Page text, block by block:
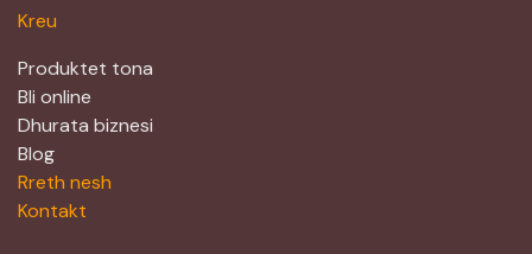
Kreu
Produktet tona
Bli online
Dhurata biznesi
Blog
Rreth nesh
Kontakt